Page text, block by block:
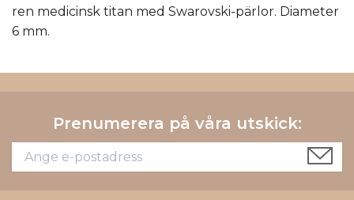
ren medicinsk titan med Swarovski-pärlor. Diameter
6 mm.
Prenumerera på våra utskick: